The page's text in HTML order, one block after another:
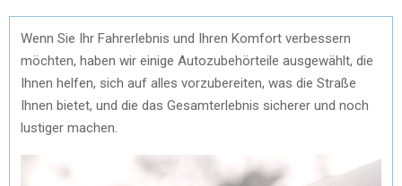
Wenn Sie Ihr Fahrerlebnis und Ihren Komfort verbessern
möchten, haben wir einige Autozubehörteile ausgewählt, die
Ihnen helfen, sich auf alles vorzubereiten, was die Straße
Ihnen bietet, und die das Gesamterlebnis sicherer und noch
lustiger machen.